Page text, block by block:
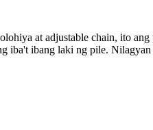
at adjustable chain, ito
iba't ibang laki ng pile.